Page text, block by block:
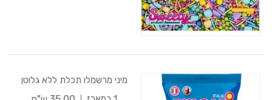
מיני מרשמלו תכלת ללא גלוטן